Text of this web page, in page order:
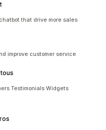
that drive more sales
improve customer service
Testimonials Widgets